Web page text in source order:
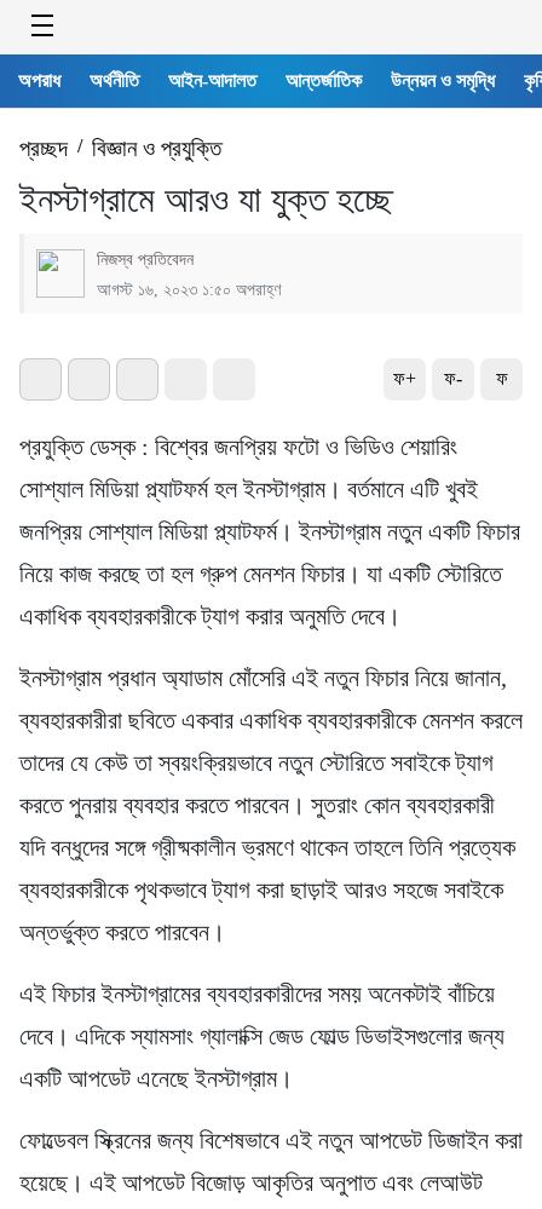
অপরাধ অর্থনীতি আইন-আদালত আন্তর্জাতিক উন্নয়ন ও সমৃদ্ধি
প্রচ্ছদ/ বিজ্ঞান ও প্রযুক্তি
ইনস্টাগ্রামে আরও যা যুক্ত হচ্ছে
নিজস্ব প্রতিবেদন
আগস্ট ১৬, ২০২৩ ১:৫০ অপরাহ্ণ
ফ+ ফ- ফ
প্রযুক্তি ডেস্ক : বিশ্বের জনপ্রিয় ফটো ও ভিডিও শেয়ারিং
সোশ্যাল মিডিয়া প্ল্যাটফর্ম হল ইনস্টাগ্রাম। বর্তমানে এটি খুবই
জনপ্রিয় সোশ্যাল মিডিয়া প্ল্যাটফর্ম। ইনস্টাগ্রাম নতুন একটি ফিচার
নিয়ে কাজ করছে তা হল গ্রুপ মেনশন ফিচার। যা একটি স্টোরিতে
একাধিক ব্যবহারকারীকে ট্যাগ করার অনুমতি দেবে।
ইনস্টাগ্রাম প্রধান অ্যাডাম মোঁসেরি এই নতুন ফিচার নিয়ে জানান,
ব্যবহারকারীরা ছবিতে একবার একাধিক ব্যবহারকারীকে মেনশন করলে
তাদের যে কেউ তা স্বয়ংক্রিয়ভাবে নতুন স্টোরিতে সবাইকে ট্যাগ
করতে পুনরায় ব্যবহার করতে পারবেন। সুতরাং কোন ব্যবহারকারী
যদি বন্ধুদের সঙ্গে গ্রীষ্মকালীন ভ্রমণে থাকেন তাহলে তিনি প্রত্যেক
ব্যবহারকারীকে পৃথকভাবে ট্যাগ করা ছাড়াই আরও সহজে সবাইকে
অন্তর্ভুক্ত করতে পারবেন।
এই ফিচার ইনস্টাগ্রামের ব্যবহারকারীদের সময় অনেকটাই বাঁচিয়ে
দেবে। এদিকে স্যামসাং গ্যালাক্সি জেড ফোল্ড ডিভাইসগুলোর জন্য
একটি আপডেট এনেছে ইনস্টাগ্রাম।
ফোল্ডেবল স্ক্রিনের জন্য বিশেষভাবে এই নতুন আপডেট ডিজাইন করা
হয়েছে। এই আপডেট বিজোড় আকৃতির অনুপাত এবং লেআউট